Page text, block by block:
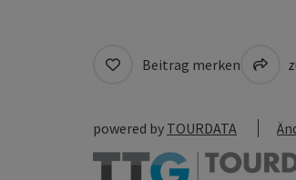
Beitrag merken
powered by TOURDATA